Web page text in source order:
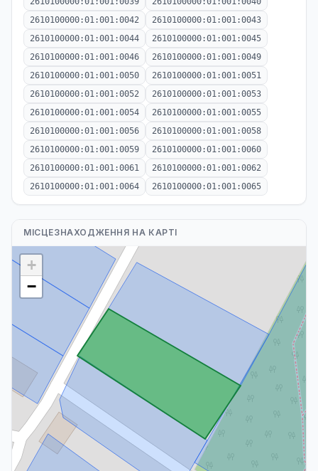
2610100000:01:001:0042
2610100000:01:001:0043
2610100000:01:001:0044
2610100000:01:001:0045
2610100000:01:001:0046
2610100000:01:001:0049
2610100000:01:001:0050
2610100000:01:001:0051
2610100000:01:001:0052
2610100000:01:001:0053
2610100000:01:001:0054
2610100000:01:001:0055
2610100000:01:001:0056
2610100000:01:001:0058
2610100000:01:001:0059
2610100000:01:001:0060
2610100000:01:001:0061
2610100000:01:001:0062
2610100000:01:001:0064
2610100000:01:001:0065
МІСЦЕЗНАХОДЖЕННЯ НА КАРТІ
+
−